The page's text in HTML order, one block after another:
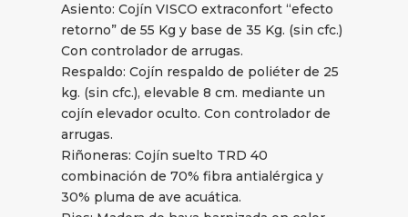
Asiento: Cojín VISCO extraconfort “efecto
retorno” de 55 Kg y base de 35 Kg. (sin cfc.)
Con controlador de arrugas.
Respaldo: Cojín respaldo de poliéter de 25
kg. (sin cfc.), elevable 8 cm. mediante un
cojín elevador oculto. Con controlador de
arrugas.
Riñoneras: Cojín suelto TRD 40
combinación de 70% fibra antialérgica y
30% pluma de ave acuática.